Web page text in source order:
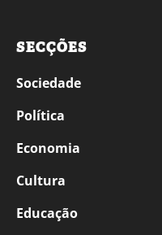
SECÇÕES
Sociedade
Política
Economia
Cultura
Educação